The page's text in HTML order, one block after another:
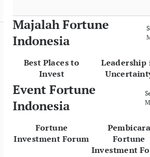
Majalah Fortune
Indonesia
Best Places to
Invest
Leadership
Event Fortune
Indonesia
Fortune
Investment Forum
Pembicara
Fortune
Investment